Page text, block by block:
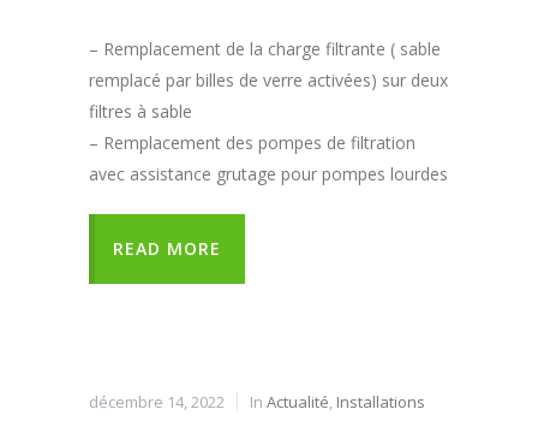
– Remplacement de la charge filtrante ( sable
remplacé par billes de verre activées) sur deux
filtres à sable
– Remplacement des pompes de filtration
avec assistance grutage pour pompes lourdes
READ MORE
décembre 14, 2022 In Actualité, Installations